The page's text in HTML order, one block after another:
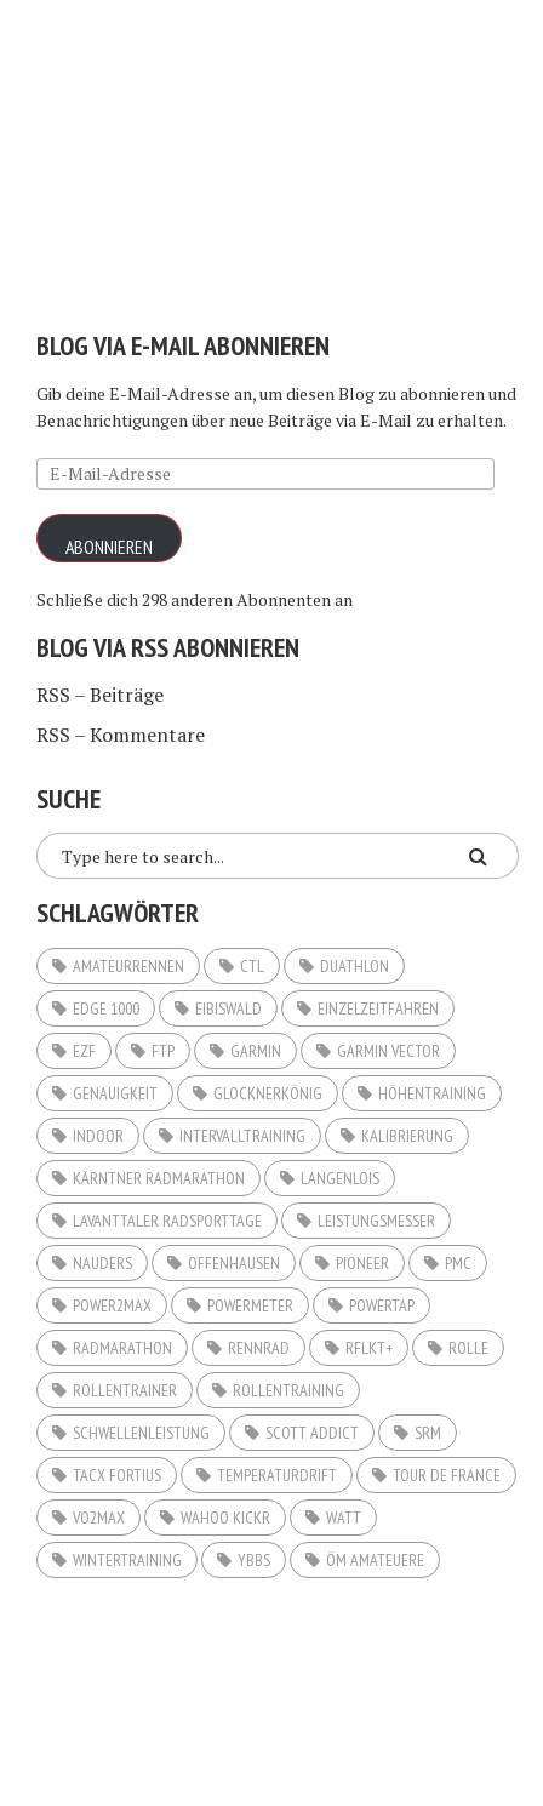
BLOG VIA E-MAIL ABONNIEREN
Gib deine E-Mail-Adresse an, um diesen Blog zu abonnieren und
Benachrichtigungen über neue Beiträge via E-Mail zu erhalten.
E-
Mail-
Adresse
ABONNIEREN
Schließe dich 298 anderen Abonnenten an
BLOG VIA RSS ABONNIEREN
RSS – Beiträge
RSS – Kommentare
SUCHE
SCHLAGWÖRTER
AMATEURRENNEN CTL
DUATHLON
EDGE 1000
EIBISWALD
EINZELZEITFAHREN
EZF
FTP GARMIN
GARMIN VECTOR
GENAUIGKEIT
GLOCKNERKÖNIG
HÖHENTRAINING
INDOOR
INTERVALLTRAINING
KALIBRIERUNG
KÄRNTNER RADMARATHON
LANGENLOIS
LAVANTTALER RADSPORTTAGE
LEISTUNGSMESSER
NAUDERS
OFFENHAUSEN PIONEER
PMC
POWER2MAX
POWERMETER
POWERTAP
RADMARATHON
RENNRAD RFLKT+
ROLLE
ROLLENTRAINER
ROLLENTRAINING
SCHWELLENLEISTUNG
SCOTT ADDICT
SRM
TACX FORTIUS
TEMPERATURDRIFT
TOUR DE FRANCE
VO2MAX
WAHOO KICKR
WATT
WINTERTRAINING
YBBS ÖM AMATEUERE